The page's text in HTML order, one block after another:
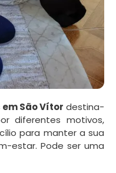
São Vítor destina-
diferentes motivos,
para manter a sua
estar. Pode ser uma